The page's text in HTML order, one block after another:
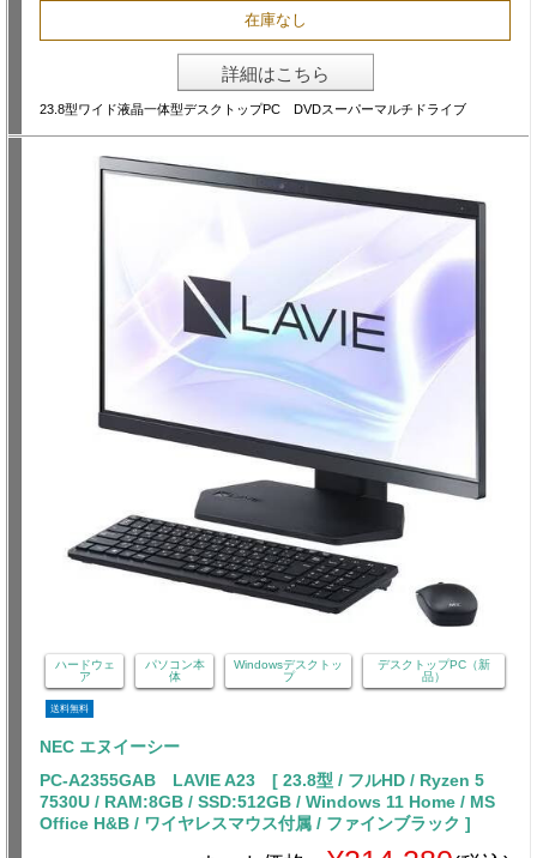
在庫なし
詳細はこちら
23.8型ワイド液晶一体型デスクトップPC DVDスーパーマルチドライブ
ハードウェ
ア
パソコン本
体
Windowsデスクトッ
プ
デスクトップPC（新
品）
送料無料
NEC エヌイーシー
PC-A2355GAB LAVIE A23 [ 23.8型 / フルHD / Ryzen 5
7530U / RAM:8GB / SSD:512GB / Windows 11 Home / MS
Office H&B / ワイヤレスマウス付属 / ファインブラック ]